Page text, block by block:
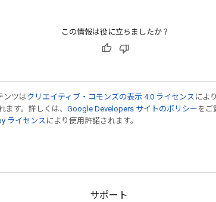
この情報は役に立ちましたか？
ンツはクリエイティブ・コモンズの表示 4.0 ライセンス によ
ます。詳しくは、 Google Developers サイトのポリシー をご
ライセンス により使用許諾されます。
サポート